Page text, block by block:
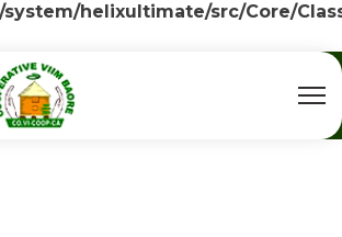
helixultimate/src/Core/